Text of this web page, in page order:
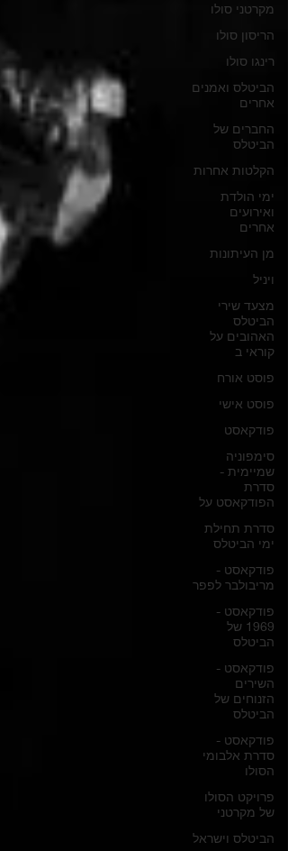
מקרטני סולו
הריסון סולו
רינגו סולו
הביטלס ואמנים
אחרים
החברים של
הביטלס
הקלטות אחרות
ימי הולדת
ואירועים
אחרים
מן העיתונות
ויניל
מצעד שירי
הביטלס
האהובים על
קוראי ב
פוסט אורח
פוסט אישי
פודקאסט
סימפוניה
שמיימית -
סדרת
הפודקאסט על
סדרת תחילת
ימי הביטלס
פודקאסט -
מריבולבר לפפר
פודקאסט -
1969 של
הביטלס
פודקאסט -
השירים
הזנוחים של
הביטלס
פודקאסט -
סדרת אלבומי
הסולו
פרויקט הסולו
של מקרטני
הביטלס וישראל